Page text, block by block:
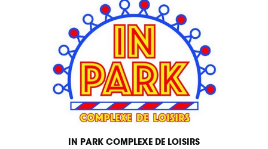
IN PARK COMPLEXE DE LOISIRS